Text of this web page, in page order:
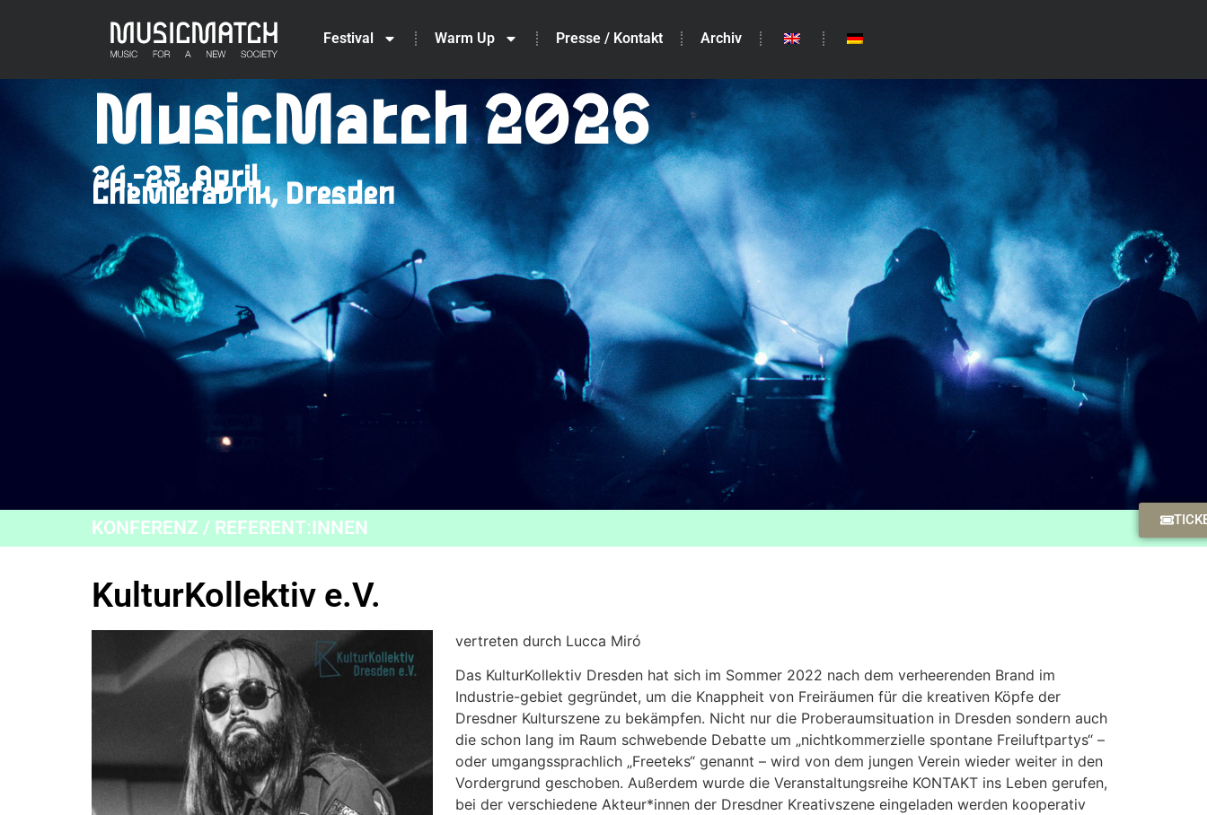
Festival Warm Up Presse / Kontakt Archiv
MusicMatch 2026
24.-25. April
Chemiefabrik, Dresden
KONFERENZ / REFERENT:INNEN
KulturKollektiv e.V.
vertreten durch Lucca Miró
Das KulturKollektiv Dresden hat sich im Sommer 2022 nach dem verheerenden Brand im
Industrie-gebiet gegründet, um die Knappheit von Freiräumen für die kreativen Köpfe der
Dresdner Kulturszene zu bekämpfen. Nicht nur die Proberaumsituation in Dresden sondern auch
die schon lang im Raum schwebende Debatte um „nichtkommerzielle spontane Freiluftpartys“ –
oder umgangssprachlich „Freeteks“ genannt – wird von dem jungen Verein wieder weiter in den
Vordergrund geschoben. Außerdem wurde die Veranstaltungsreihe KONTAKT ins Leben gerufen,
bei der verschiedene Akteur*innen der Dresdner Kreativszene eingeladen werden kooperativ